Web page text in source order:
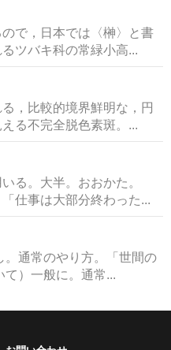
で，日本では〈榊〉と書
ツバキ科の常緑小高...
，比較的境界鮮明な，円
る不完全脱色素斑。...
る。大半。おおかた。
仕事は大部分終わった...
。通常のやり方。「世間の
）一般に。通常...